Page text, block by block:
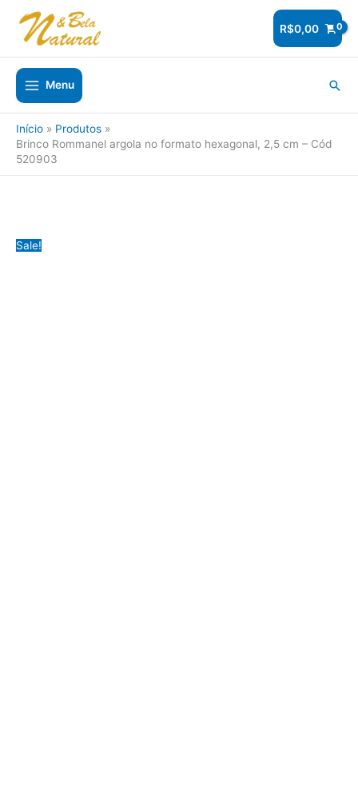
para
conteúdo
R$0,00
Menu
Início
Produtos
Brinco Rommanel argola no formato hexagonal, 2,5 cm – Cód
520903
Sale!